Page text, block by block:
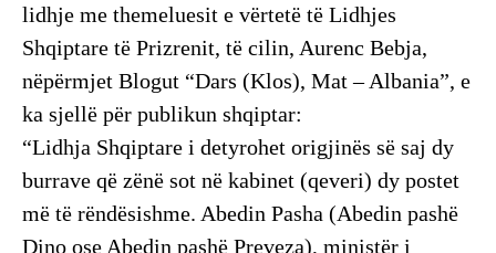
lidhje me themeluesit e vërtetë të Lidhjes
Shqiptare të Prizrenit, të cilin, Aurenc Bebja,
nëpërmjet Blogut “Dars (Klos), Mat – Albania”, e
ka sjellë për publikun shqiptar:
“Lidhja Shqiptare i detyrohet origjinës së saj dy
burrave që zënë sot në kabinet (qeveri) dy postet
më të rëndësishme. Abedin Pasha (Abedin pashë
Dino ose Abedin pashë Preveza), ministër i